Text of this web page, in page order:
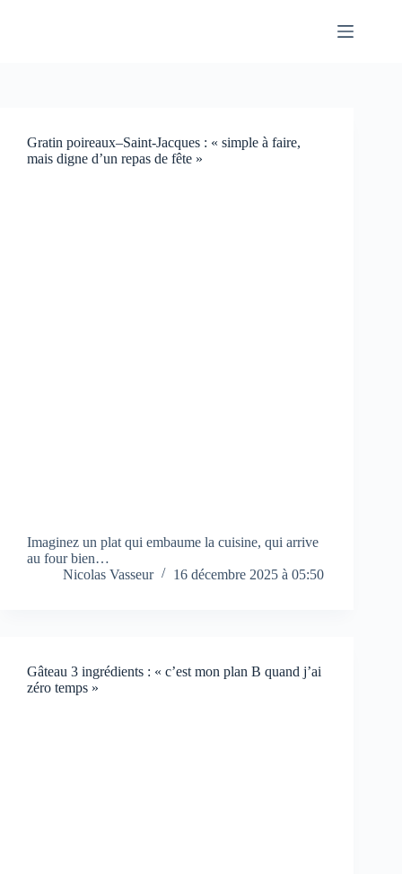
Gratin poireaux–Saint-Jacques : « simple à faire,
mais digne d’un repas de fête »
Imaginez un plat qui embaume la cuisine, qui arrive
au four bien…
Nicolas Vasseur
16 décembre 2025 à 05:50
Gâteau 3 ingrédients : « c’est mon plan B quand j’ai
zéro temps »